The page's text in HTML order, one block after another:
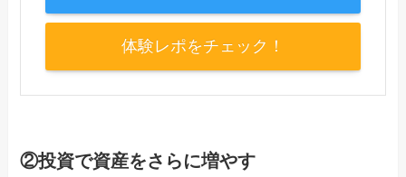
体験レポをチェック！
②投資で資産をさらに増やす